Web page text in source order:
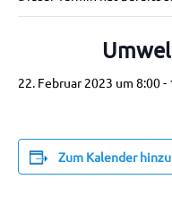
22. Februar 2023 um 8:00-
Zum Kalender